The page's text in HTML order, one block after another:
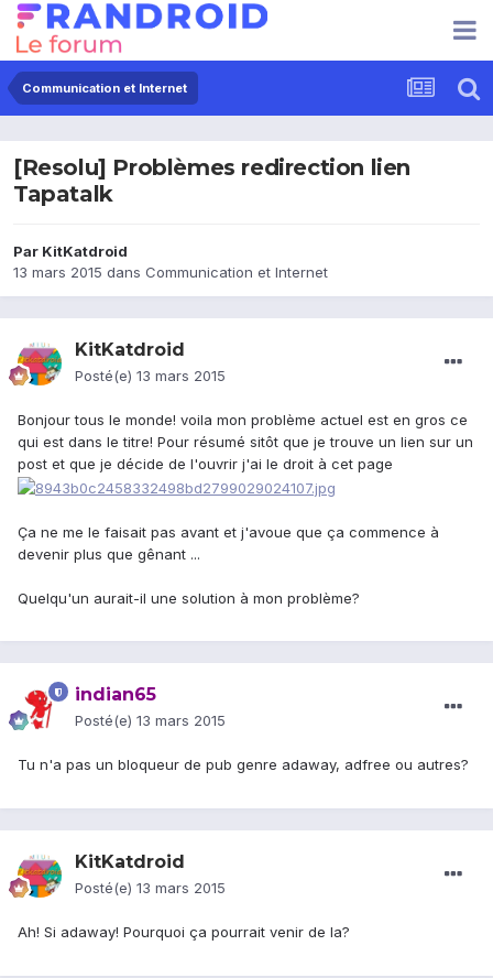
Communication et Internet
[Resolu] Problèmes redirection lien
Tapatalk
Par KitKatdroid
13 mars 2015 dans Communication et Internet
KitKatdroid
Posté(e) 13 mars 2015
Bonjour tous le monde! voila mon problème actuel est en gros ce
qui est dans le titre! Pour résumé sitôt que je trouve un lien sur un
post et que je décide de l'ouvrir j'ai le droit à cet page
Ça ne me le faisait pas avant et j'avoue que ça commence à
devenir plus que gênant ...
Quelqu'un aurait-il une solution à mon problème?
indian65
Posté(e) 13 mars 2015
Tu n'a pas un bloqueur de pub genre adaway, adfree ou autres?
KitKatdroid
Posté(e) 13 mars 2015
Ah! Si adaway! Pourquoi ça pourrait venir de la?